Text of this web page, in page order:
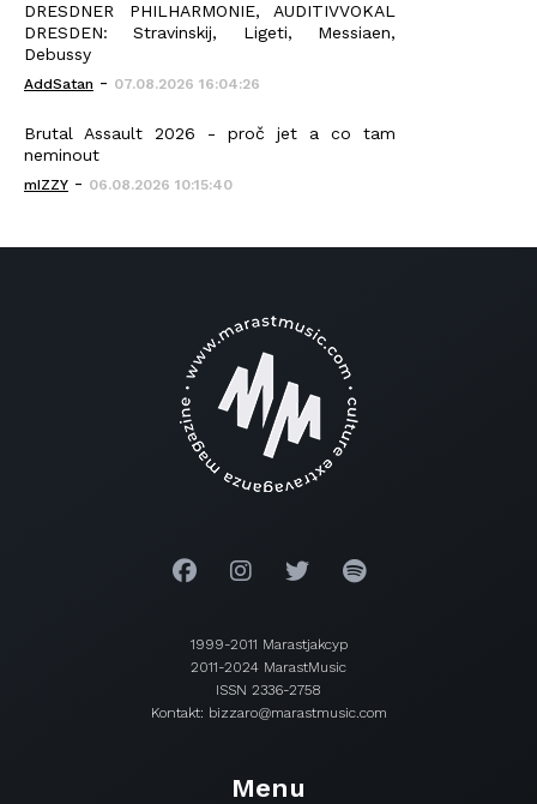
DRESDNER PHILHARMONIE, AUDITIVVOKAL
DRESDEN: Stravinskij, Ligeti, Messiaen,
Debussy
AddSatan - 07.08.2026 16:04:26
Brutal Assault 2026 - proč jet a co tam
neminout
mIZZY - 06.08.2026 10:15:40
1999-2011 Marastjakcyp
2011-2024 MarastMusic
ISSN 2336-2758
Kontakt: bizzaro@marastmusic.com
Menu